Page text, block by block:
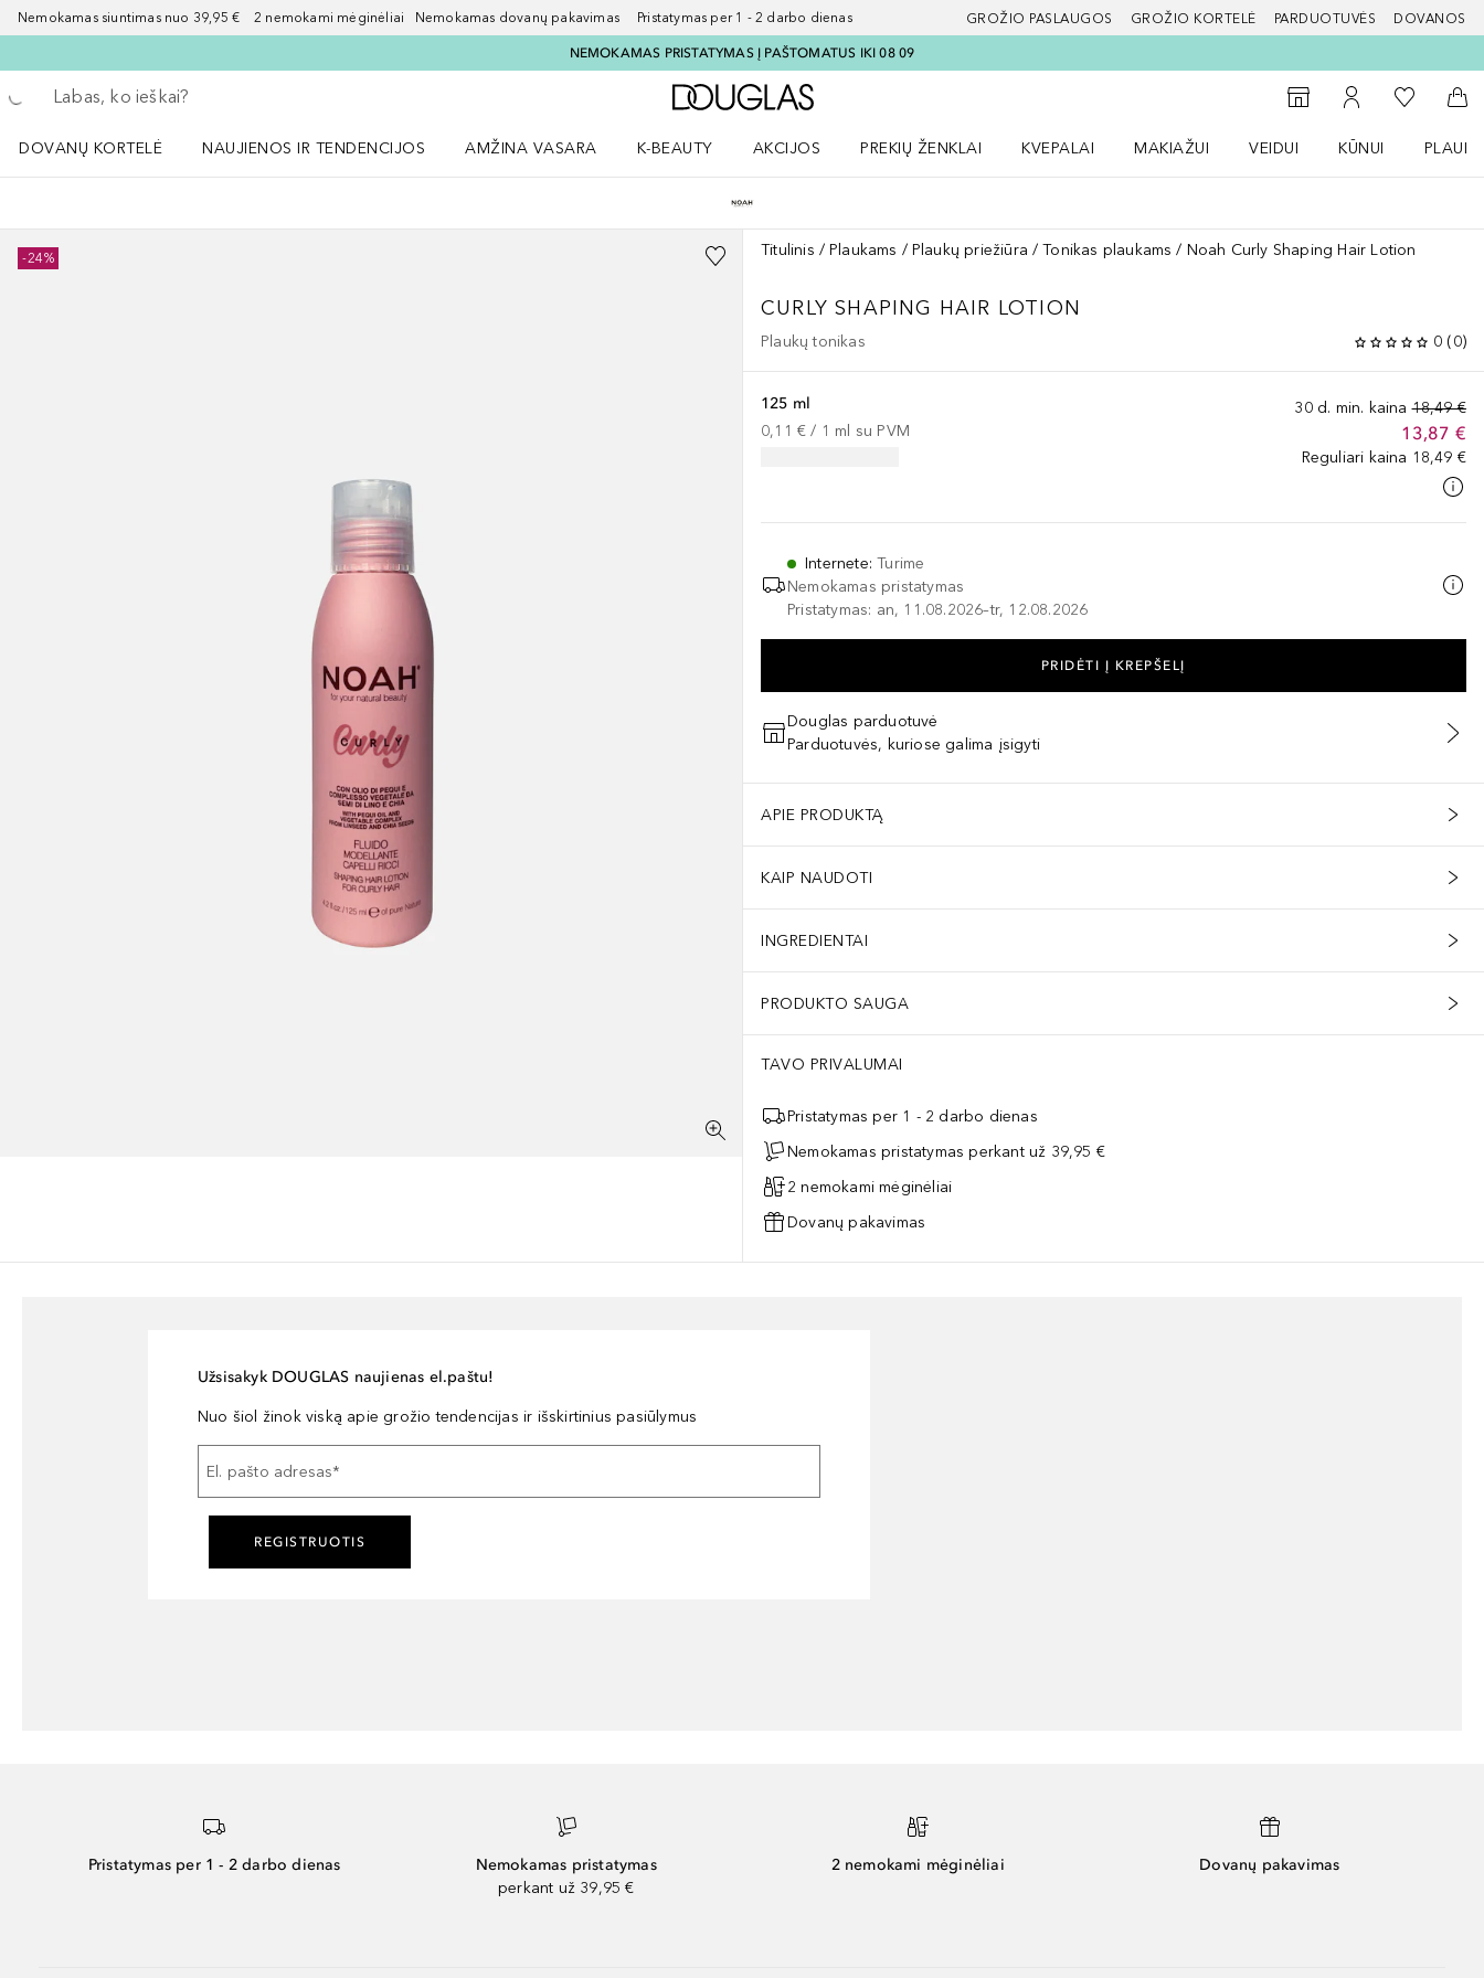
Nemokamas siuntimas nuo 39,95 € 2 nemokami mėginėliai Nemokamas dovanų pakavimas Pristatymas per 1 - 2 darbo dienas GROŽIO PASLAUGOS GROŽIO KORTELĖ PARDUOTUVĖS DOVANOS
NEMOKAMAS PRISTATYMAS Į PAŠTOMATUS IKI 08 09
Grįžk atgal
Vykdykite paiešką
Į Douglas pagrindinį puslapį
Į parduotuvių paiešką
Į mano paskyrą
Į mano
Į
DOVANŲ KORTELĖ
NAUJIENOS IR TENDENCIJOS
AMŽINA VASARA
K-BEAUTY
AKCIJOS
PREKIŲ ŽENKLAI
KVEPALAI
MAKIAŽUI
VEIDUI
KŪNUI
-24% Titulinis Plaukams Plaukų priežiūra Tonikas plaukams Noah Curly Shaping Hair Lotion
CURLY SHAPING HAIR LOTION
Plaukų tonikas 0 (0)
30 d. min. kaina 18,49 €
13,87 €
Reguliari kaina 18,49 €
125 ml
0,11 € / 1 ml su PVM
Internete:Turime
Nemokamas pristatymas
Pristatymas: an, 11.08.2026–tr, 12.08.2026
PRIDĖTI Į KREPŠELĮ
Douglas parduotuvė
Parduotuvės, kuriose galima įsigyti
APIE PRODUKTĄ
KAIP NAUDOTI
INGREDIENTAI
PRODUKTO SAUGA
TAVO PRIVALUMAI
Pristatymas per 1 - 2 darbo dienas
Nemokamas pristatymas perkant už 39,95 €
2 nemokami mėginėliai
Dovanų pakavimas
Užsisakyk DOUGLAS naujienas el.paštu!
Nuo šiol žinok viską apie grožio tendencijas ir išskirtinius pasiūlymus
El. pašto adresas*
REGISTRUOTIS
Pristatymas per 1 - 2 darbo dienas
Nemokamas pristatymas
perkant už 39,95 €
2 nemokami mėginėliai Dovanų pakavimas